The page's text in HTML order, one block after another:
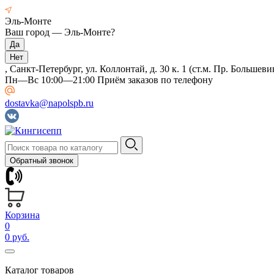
Эль-Монте
Ваш город — Эль-Монте?
, Санкт-Петербург, ул. Коллонтай, д. 30 к. 1 (ст.м. Пр.
Пн—Вс 10:00—21:00 Приём заказов по телефону
dostavka@napolspb.ru
Обратный звонок
Корзина
0
0 руб.
Каталог товаров